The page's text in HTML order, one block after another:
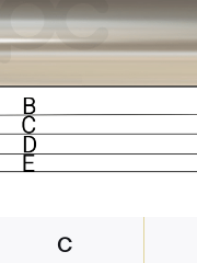
C